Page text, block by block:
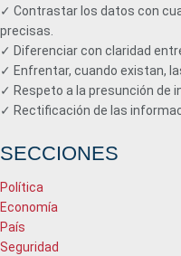
✓ Contrastar los datos con
precisas.
✓ Diferenciar con claridad
✓ Enfrentar, cuando existan,
✓ Respeto a la presunción de
✓ Rectificación de las
SECCIONES
Política
Economía
País
Seguridad